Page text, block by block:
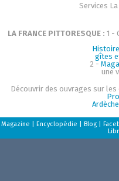
Services
LA FRANCE PITTORESQUE : 1 -
gîtes
2 -
une
Découvrir des ouvrages sur
Ardèche
Magazine Encyclopédie Blog|